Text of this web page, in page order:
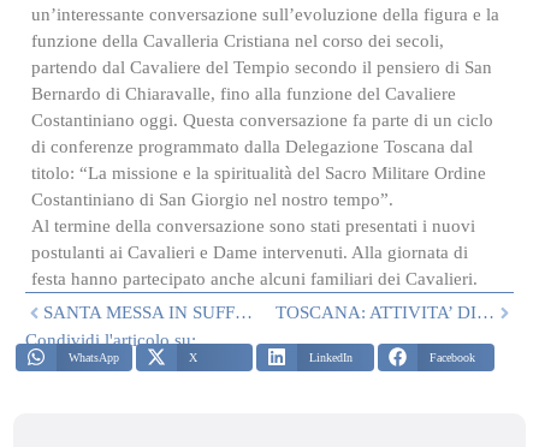
un’interessante conversazione sull’evoluzione della figura e la
funzione della Cavalleria Cristiana nel corso dei secoli,
partendo dal Cavaliere del Tempio secondo il pensiero di San
Bernardo di Chiaravalle, fino alla funzione del Cavaliere
Costantiniano oggi. Questa conversazione fa parte di un ciclo
di conferenze programmato dalla Delegazione Toscana dal
titolo: “La missione e la spiritualità del Sacro Militare Ordine
Costantiniano di San Giorgio nel nostro tempo”.
Al termine della conversazione sono stati presentati i nuovi
postulanti ai Cavalieri e Dame intervenuti. Alla giornata di
festa hanno partecipato anche alcuni familiari dei Cavalieri.
SANTA MESSA IN SUFFRAGIO DELL’AMBASCIATORE ATTANASIO, DEL CARABINIERE IACOVACCI E DEL SIG. MILAMBO
TOSCANA: ATTIVITA’ DI MAGGIO
Condividi l'articolo su:
WhatsApp X LinkedIn Facebook